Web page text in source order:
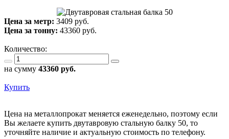
Цена за метр: 3409 руб.
Цена за тонну: 43360 руб.
Количество:
на сумму 43360 руб.
Купить
Цена на металлопрокат меняется еженедельно, поэтому если
Вы желаете купить двутавровую стальную балку 50, то
уточняйте наличие и актуальную стоимость по телефону.